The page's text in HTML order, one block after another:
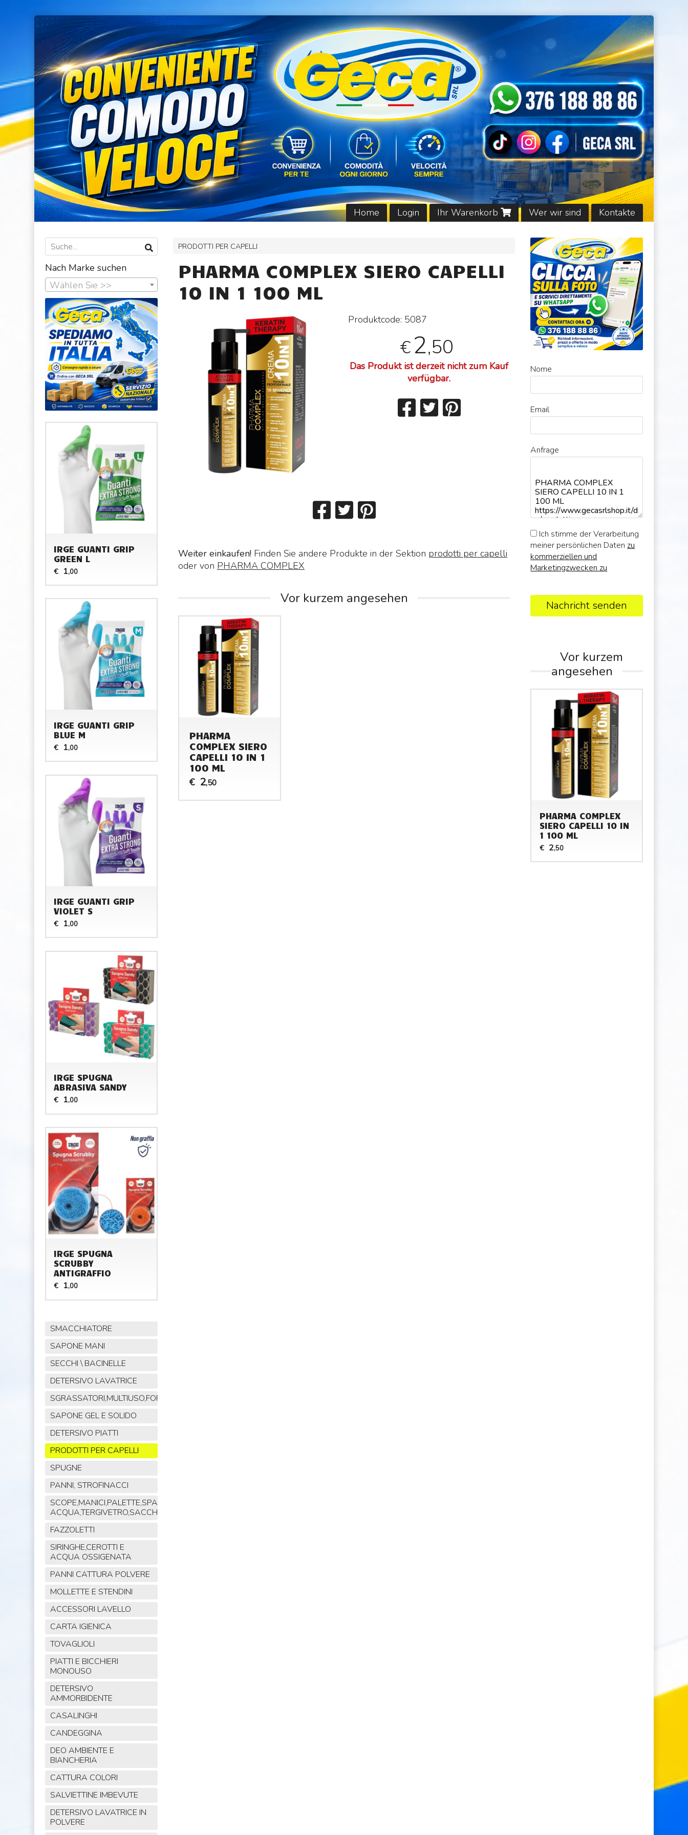
Home Login Ihr Warenkorb Wer wir sind Kontakte
PRODOTTI PER CAPELLI
PHARMA COMPLEX SIERO CAPELLI
10 IN 1 100 ML
Produktcode: 5087
€2,50
Das Produkt ist derzeit nicht zum Kauf
verfügbar.
Weiter einkaufen!Finden Sie andere Produkte in der Sektion prodotti per capelli
oder von PHARMA COMPLEX
Vor kurzem angesehen
PHARMA
COMPLEX SIERO
CAPELLI 10 IN 1
100 ML
€ 2,50
Nach Marke suchen
Wählen Sie >>
IRGE GUANTI GRIP
GREEN L
€ 1,00
IRGE GUANTI GRIP
BLUE M
€ 1,00
IRGE GUANTI GRIP
VIOLET S
€ 1,00
IRGE SPUGNA
ABRASIVA SANDY
€ 1,00
IRGE SPUGNA
SCRUBBY
ANTIGRAFFIO
€ 1,00
SMACCHIATORE
SAPONE MANI
SECCHI \ BACINELLE
DETERSIVO LAVATRICE
SGRASSATORI,MULTIUSO,FORNO,POLVERE,VETRI,AMMONIACA
SAPONE GEL E SOLIDO
DETERSIVO PIATTI
PRODOTTI PER CAPELLI
SPUGNE
PANNI, STROFINACCI
SCOPE,MANICI,PALETTE,SPAZZOLE,TIRA
ACQUA,TERGIVETRO,SACCHI,MOP
FAZZOLETTI
SIRINGHE,CEROTTI E
ACQUA OSSIGENATA
PANNI CATTURA POLVERE
MOLLETTE E STENDINI
ACCESSORI LAVELLO
CARTA IGIENICA
TOVAGLIOLI
PIATTI E BICCHIERI
MONOUSO
DETERSIVO
AMMORBIDENTE
CASALINGHI
CANDEGGINA
DEO AMBIENTE E
BIANCHERIA
CATTURA COLORI
SALVIETTINE IMBEVUTE
DETERSIVO LAVATRICE IN
POLVERE
Nome
Email
Anfrage
Ich stimme der Verarbeitung
meiner persönlichen Daten zu
kommerziellen und
Marketingzwecken zu
Nachricht senden
Vor kurzem
angesehen
PHARMA COMPLEX
SIERO CAPELLI 10 IN
1 100 ML
€ 2,50